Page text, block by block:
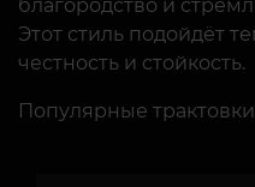
благородство и
Этот стиль подойдёт
честность и стойкость.
Популярные